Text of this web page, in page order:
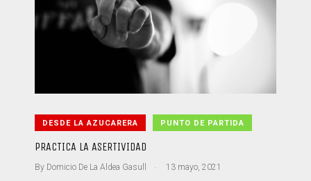
DESDE LA AZUCARERA PUNTO DE PARTIDA
PRACTICA LA ASERTIVIDAD
By Domicio De La Aldea Gasull 13 mayo, 2021